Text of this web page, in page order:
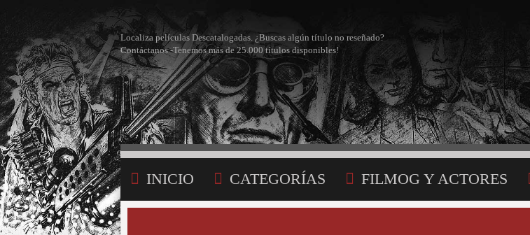
Localiza películas Descatalogadas. ¿Buscas algún título no reseñado?
Contáctanos -Tenemos más de 25.000 títulos disponibles!
INICIO CATEGORÍAS FILMOG Y ACTORES